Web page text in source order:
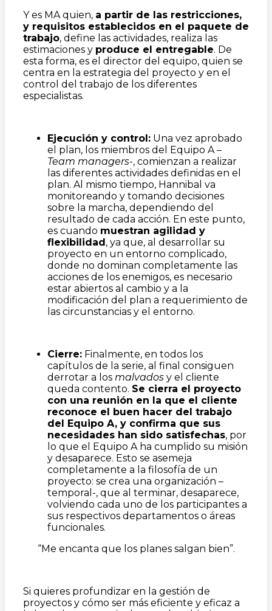
Y es MA quien, a partir de las restricciones,
y requisitos establecidos en el paquete de
trabajo, define las actividades, realiza las
estimaciones y produce el entregable. De
esta forma, es el director del equipo, quien se
centra en la estrategia del proyecto y en el
control del trabajo de los diferentes
especialistas.
Ejecución y control: Una vez aprobado
el plan, los miembros del Equipo A –
Team managers-, comienzan a realizar
las diferentes actividades definidas en el
plan. Al mismo tiempo, Hannibal va
monitoreando y tomando decisiones
sobre la marcha, dependiendo del
resultado de cada acción. En este punto,
es cuando muestran agilidad y
flexibilidad, ya que, al desarrollar su
proyecto en un entorno complicado,
donde no dominan completamente las
acciones de los enemigos, es necesario
estar abiertos al cambio y a la
modificación del plan a requerimiento de
las circunstancias y el entorno.
Cierre: Finalmente, en todos los
capítulos de la serie, al final consiguen
derrotar a los malvados y el cliente
queda contento. Se cierra el proyecto
con una reunión en la que el cliente
reconoce el buen hacer del trabajo
del Equipo A, y confirma que sus
necesidades han sido satisfechas, por
lo que el Equipo A ha cumplido su misión
y desaparece. Esto se asemeja
completamente a la filosofía de un
proyecto: se crea una organización –
temporal-, que al terminar, desaparece,
volviendo cada uno de los participantes a
sus respectivos departamentos o áreas
funcionales.
“Me encanta que los planes salgan bien”.
Si quieres profundizar en la gestión de
proyectos y cómo ser más eficiente y eficaz a